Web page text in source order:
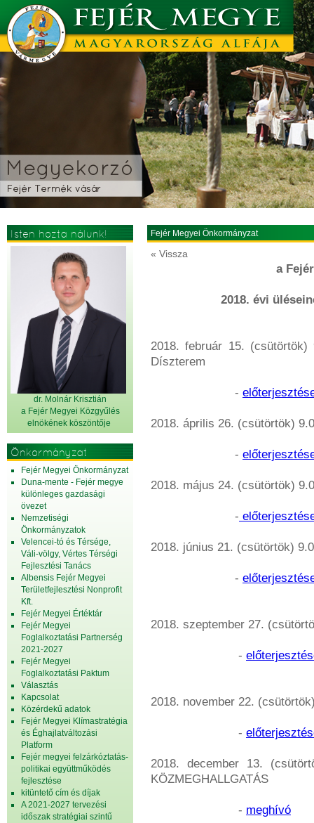
Isten hozta nálunk!
dr. Molnár Krisztián
a Fejér Megyei Közgyűlés
elnökének köszöntője
Önkormányzat
Fejér Megyei Önkormányzat
Duna-mente - Fejér megye
különleges gazdasági
övezet
Nemzetiségi
Önkormányzatok
Velencei-tó és Térsége,
Váli-völgy, Vértes Térségi
Fejlesztési Tanács
Albensis Fejér Megyei
Területfejlesztési Nonprofit
Kft.
Fejér Megyei Értéktár
Fejér Megyei
Foglalkoztatási Partnerség
2021-2027
Fejér Megyei
Foglalkoztatási Paktum
Választás
Kapcsolat
Közérdekű adatok
Fejér Megyei Klímastratégia
és Éghajlatváltozási
Platform
Fejér megyei felzárkóztatás-
politikai együttműködés
fejlesztése
kitüntető cím és díjak
A 2021-2027 tervezési
időszak stratégiai szintű
Fejér Megyei Önkormányzat
« Vissza
a
2018. évi
2018. február 15.
Díszterem
-
2018. április 26. (csütörtök)
-
2018. május 24. (csütörtök)
-
2018. június 21. (csütörtök)
-
2018. szeptember 27.
-
2018. november 22.
-
2018. december 13.
KÖZMEGHALLGATÁS
- meghívó